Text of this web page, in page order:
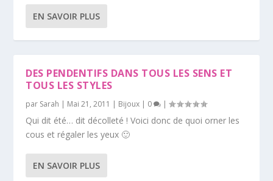
EN SAVOIR PLUS
DES PENDENTIFS DANS TOUS LES SENS ET
TOUS LES STYLES
par Sarah | Mai 21, 2011 | Bijoux | 0 |
Qui dit été… dit décolleté ! Voici donc de quoi orner les
cous et régaler les yeux 🙂
EN SAVOIR PLUS